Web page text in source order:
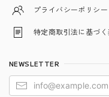
プライバシーポリシー
特定商取引法に基づく
NEWSLETTER